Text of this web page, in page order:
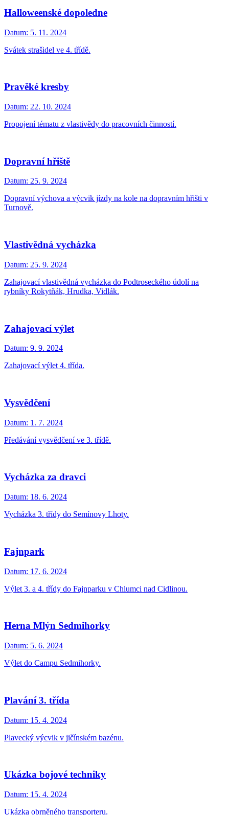
Halloweenské dopoledne
Datum: 5. 11. 2024
Svátek strašidel ve 4. třídě.
Pravěké kresby
Datum: 22. 10. 2024
Propojení tématu z vlastivědy do pracovních činností.
Dopravní hřiště
Datum: 25. 9. 2024
Dopravní výchova a výcvik jízdy na kole na dopravním hřišti v
Turnově.
Vlastivědná vycházka
Datum: 25. 9. 2024
Zahajovací vlastivědná vycházka do Podtroseckého údolí na
rybníky Rokytňák, Hrudka, Vidlák.
Zahajovací výlet
Datum: 9. 9. 2024
Zahajovací výlet 4. třída.
Vysvědčení
Datum: 1. 7. 2024
Předávání vysvědčení ve 3. třídě.
Vycházka za dravci
Datum: 18. 6. 2024
Vycházka 3. třídy do Semínovy Lhoty.
Fajnpark
Datum: 17. 6. 2024
Výlet 3. a 4. třídy do Fajnparku v Chlumci nad Cidlinou.
Herna Mlýn Sedmihorky
Datum: 5. 6. 2024
Výlet do Campu Sedmihorky.
Plavání 3. třída
Datum: 15. 4. 2024
Plavecký výcvik v jičínském bazénu.
Ukázka bojové techniky
Datum: 15. 4. 2024
Ukázka obrněného transporteru.